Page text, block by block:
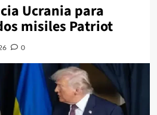
Ucrania para
misiles Patriot
0